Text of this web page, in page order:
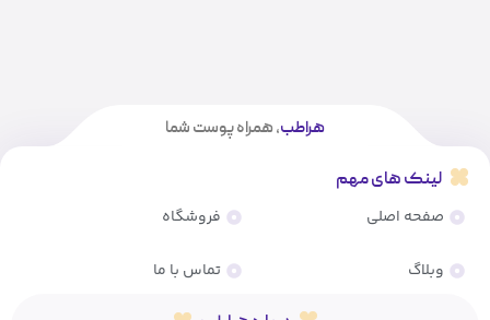
هراطب، همراه پوست شما
لینک های مهم
صفحه اصلی
وبلاگ
فروشگاه
تماس با ما